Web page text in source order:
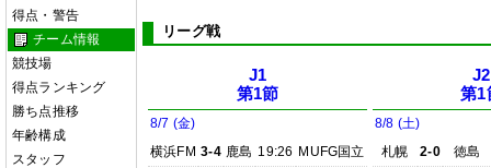
得点・警告
チーム情報
競技場
得点ランキング
勝ち点推移
年齢構成
スタッフ
リーグ戦
J1
第1節
8/7 (金)
横浜FM 3-4 鹿島 19:26 MUFG国立
J2
第1
8/8 (土)
札幌
2-0
徳島